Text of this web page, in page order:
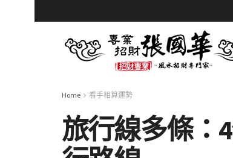
Home 看手相算運勢
旅行線多條：